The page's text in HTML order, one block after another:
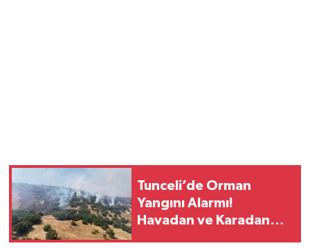
Tunceli’de Orman
Yangını Alarmı!
Havadan ve Karadan